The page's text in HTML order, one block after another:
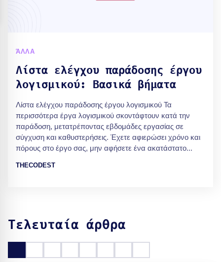
ΆΛΛΑ
Λίστα ελέγχου παράδοσης έργου
λογισμικού: Βασικά βήματα
Λίστα ελέγχου παράδοσης έργου λογισμικού Τα
περισσότερα έργα λογισμικού σκοντάφτουν κατά την
παράδοση, μετατρέποντας εβδομάδες εργασίας σε
σύγχυση και καθυστερήσεις. Έχετε αφιερώσει χρόνο και
πόρους στο έργο σας, μην αφήσετε ένα ακατάστατο...
THECODEST
Τελευταία άρθρα